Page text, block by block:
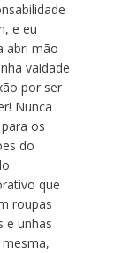
e eu
abri mão
vaidade
por ser
Nunca
os
do
que
roupas
e unhas